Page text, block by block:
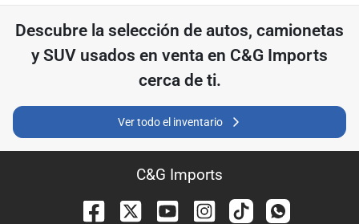
Descubre la selección de autos, camionetas
y SUV usados ​​en venta en C&G Imports
cerca de ti.
Ver todo el inventario
C&G Imports